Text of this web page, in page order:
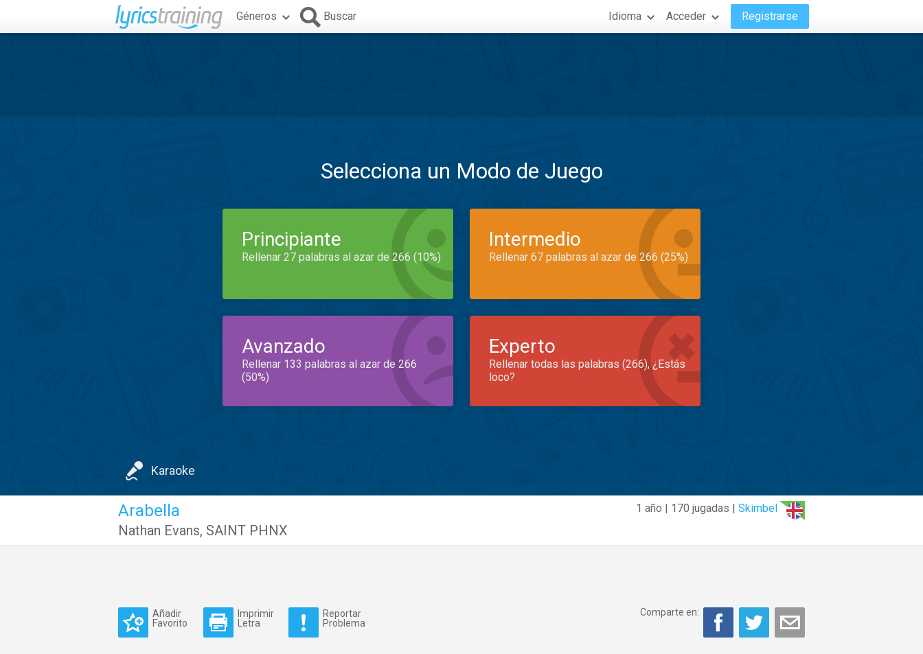
Géneros Buscar Idioma Acceder Registrarse
Selecciona un Modo de Juego
Principiante
Rellenar 27 palabras al azar de 266 (10%)
Intermedio
Rellenar 67 palabras al azar de 266 (25%)
Avanzado
Rellenar 133 palabras al azar de 266
(50%)
Experto
Rellenar todas las palabras (266), ¿Estás
loco?
Karaoke
1 año | 170 jugadas | Skimbel
Arabella
Nathan Evans, SAINT PHNX
Añadir
Favorito
Imprimir
Letra
Reportar
Problema
Comparte en: